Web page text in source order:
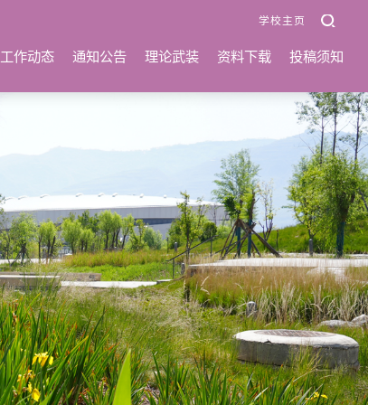
学校主页
工作动态 通知公告 理论武装 资料下载 投稿须知